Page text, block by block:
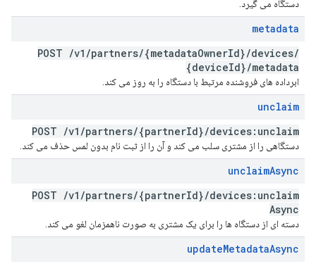
دستگاه می گیرد.
metadata
POST /v1 /partners/{metadataOwnerId}/devices/
{deviceId}/metadata
ابرداده های فروشنده مرتبط با دستگاه را به روز می کند.
unclaim
POST /v1 /partners/{partnerId}/devices:unclaim
دستگاهی را از مشتری سلب می کند و آن را از ثبت نام بدون لمس حذف می کند.
unclaimAsync
POST /v1 /partners/{partnerId}/devices:unclaim
Async
دسته ای از دستگاه ها را برای یک مشتری به صورت ناهمزمان لغو می کند.
updateMetadataAsync